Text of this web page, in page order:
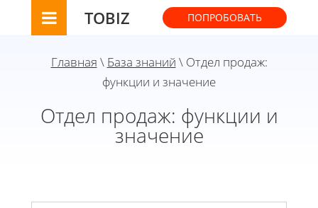
TOBIZ ПОПРОБОВАТЬ
Главная \ База знаний \ Отдел продаж:
функции и значение
Отдел продаж: функции и
значение